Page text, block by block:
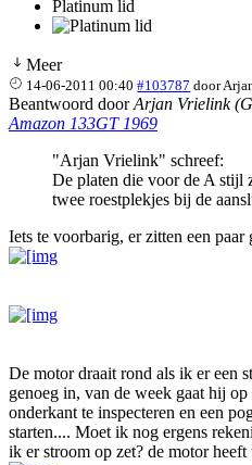
Platinum lid
Meer
14-06-2011 00:40 #103787 door
Beantwoord doorArjan Vrielink
Amazon 133GT 1969
"Arjan Vrielink" schreef:
De platen die voor de A stijl
twee roestplekjes bij de
Iets te voorbarig, er zitten een paar
De motor draait rond als ik er een
genoeg in, van de week gaat hij
onderkant te inspecteren en een
starten.... Moet ik nog ergens
ik er stroom op zet? de motor